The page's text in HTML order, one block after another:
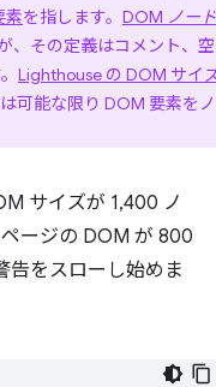
素を指します。 DOM ノード
、その定義はコメント、
Lighthouse の DOM サイ
可能な限り DOM 要素を
サイズが 1,400 ノ
ージの DOM が 800
告をスローし始めま